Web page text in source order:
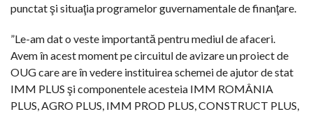
punctat şi situaţia programelor guvernamentale de finanţare.
”Le-am dat o veste importantă pentru mediul de afaceri.
Avem în acest moment pe circuitul de avizare un proiect de
OUG care are în vedere instituirea schemei de ajutor de stat
IMM PLUS şi componentele acesteia IMM ROMÂNIA
PLUS, AGRO PLUS, IMM PROD PLUS, CONSTRUCT PLUS,